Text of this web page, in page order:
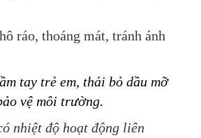
ráo, thoáng mát, tránh ánh
tay trẻ em, thải bỏ dầu mỡ
vệ môi trường.
nhiệt độ hoạt động liên